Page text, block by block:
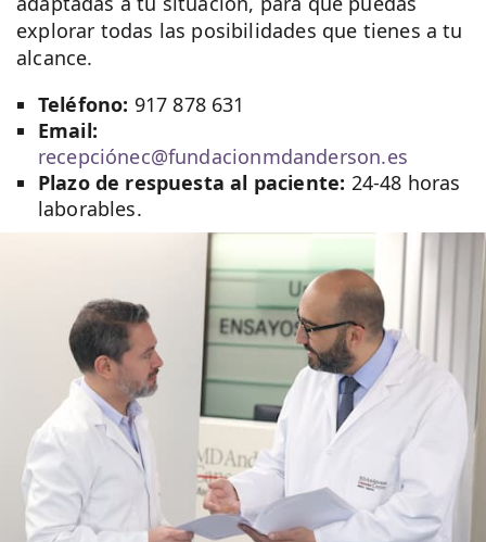
explorar todas las posibilidades que tienes a tu
alcance.
Teléfono: 917 878 631
Email:
recepciónec@fundacionmdanderson.es
Plazo de respuesta al paciente: 24-48 horas
laborables.